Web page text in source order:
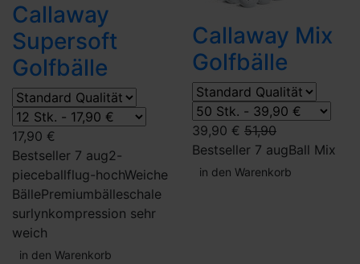
Callaway
Supersoft
Golfbälle
17,90 €
Bestseller 7 aug2-
pieceballflug-hochWeiche
BällePremiumbälleschale
surlynkompression sehr
weich
in den Warenkorb
Callaway Mix
Golfbälle
39,90 € 51,90
Bestseller 7 augBall Mix
in den Warenkorb